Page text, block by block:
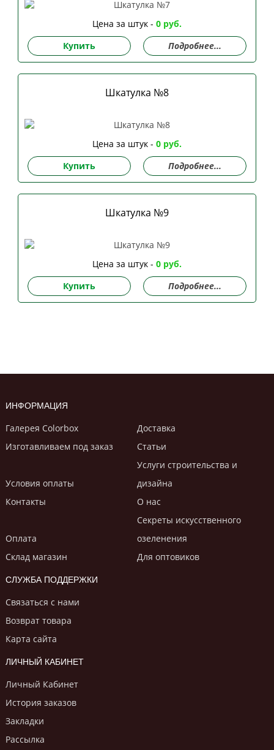
Цена за штук - 0 руб.
Купить
Подробнее...
Шкатулка №8
Цена за штук - 0 руб.
Купить
Подробнее...
Шкатулка №9
Цена за штук - 0 руб.
Купить
Подробнее...
ИНФОРМАЦИЯ
Галерея Colorbox
Доставка
Изготавливаем под заказ
Статьи
Условия оплаты
Услуги строительствa и
дизайнa
Контакты
О нас
Оплата
Секреты искусственного
озеленения
Склад магазин
Для оптовиков
СЛУЖБА ПОДДЕРЖКИ
Связаться с нами
Возврат товара
Карта сайта
ЛИЧНЫЙ КАБИНЕТ
Личный Кабинет
История заказов
Закладки
Рассылка